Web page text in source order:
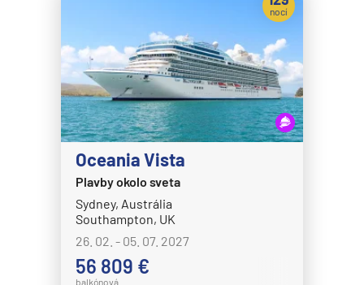
MS Eurodam
MS Koningsdam
MS Nieuw Amsterdam
MS Nieuw Statendam
MS Noordam
MS Oosterdam
MS Rotterdam
MS Volendam
MS Westerdam
Oceania Vista
Plavby okolo sveta
Sydney, Austrália
Southampton, UK
26. 02. - 05. 07. 2027
56 809 €
balkónová
nocí